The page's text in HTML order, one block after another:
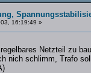
16:19:49 »
Netzteil zu
nich schlimm, Trafo